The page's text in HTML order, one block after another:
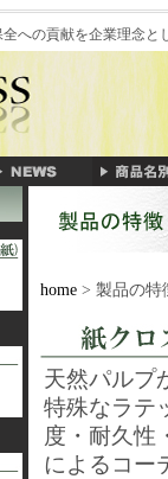
全への貢献を企業理念
home > 製品の特
天然パルプ
特殊なラテ
度・耐久性
によるコー